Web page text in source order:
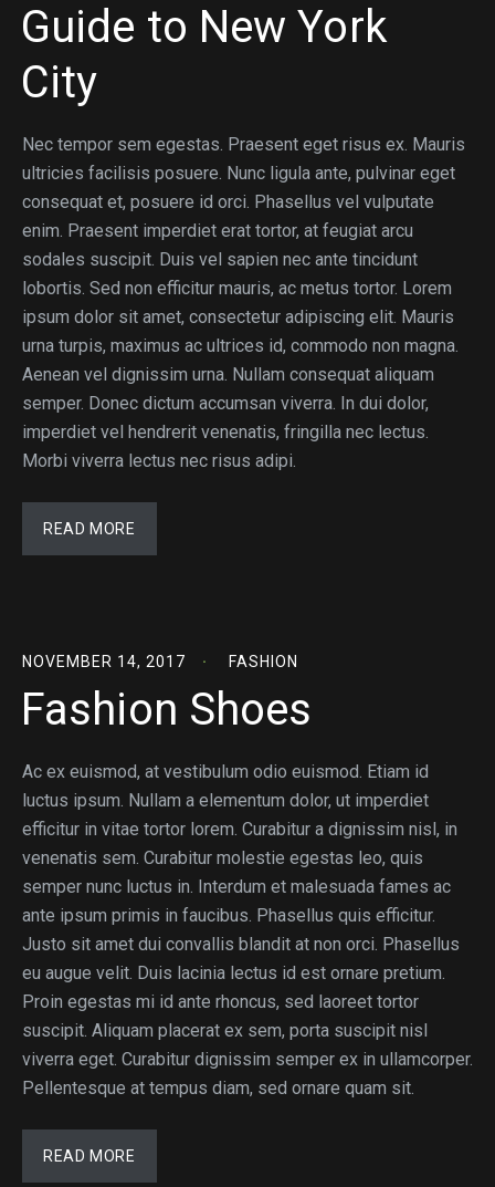
Guide to New York
City
Nec tempor sem egestas. Praesent eget risus ex. Mauris
ultricies facilisis posuere. Nunc ligula ante, pulvinar eget
consequat et, posuere id orci. Phasellus vel vulputate
enim. Praesent imperdiet erat tortor, at feugiat arcu
sodales suscipit. Duis vel sapien nec ante tincidunt
lobortis. Sed non efficitur mauris, ac metus tortor. Lorem
ipsum dolor sit amet, consectetur adipiscing elit. Mauris
urna turpis, maximus ac ultrices id, commodo non magna.
Aenean vel dignissim urna. Nullam consequat aliquam
semper. Donec dictum accumsan viverra. In dui dolor,
imperdiet vel hendrerit venenatis, fringilla nec lectus.
Morbi viverra lectus nec risus adipi.
READ MORE
NOVEMBER 14, 2017 FASHION
Fashion Shoes
Ac ex euismod, at vestibulum odio euismod. Etiam id
luctus ipsum. Nullam a elementum dolor, ut imperdiet
efficitur in vitae tortor lorem. Curabitur a dignissim nisl, in
venenatis sem. Curabitur molestie egestas leo, quis
semper nunc luctus in. Interdum et malesuada fames ac
ante ipsum primis in faucibus. Phasellus quis efficitur.
Justo sit amet dui convallis blandit at non orci. Phasellus
eu augue velit. Duis lacinia lectus id est ornare pretium.
Proin egestas mi id ante rhoncus, sed laoreet tortor
suscipit. Aliquam placerat ex sem, porta suscipit nisl
viverra eget. Curabitur dignissim semper ex in ullamcorper.
Pellentesque at tempus diam, sed ornare quam sit.
READ MORE